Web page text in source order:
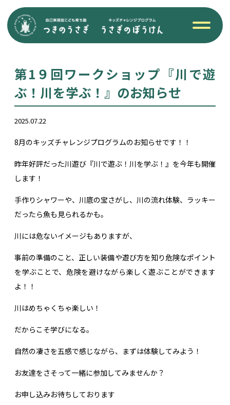
第1９回ワークショップ『川で遊
ぶ！川を学ぶ！』のお知らせ
2025.07.22
8月のキッズチャレンジプログラムのお知らせです！！
昨年好評だった川遊び『川で遊ぶ！川を学ぶ！』を今年も開催
します！
手作りシャワーや、川底の宝さがし、川の流れ体験、ラッキー
だったら魚も見られるかも。
川には危ないイメージもありますが、
事前の準備のこと、正しい装備や遊び方を知り危険なポイント
を学ぶことで、危険を避けながら楽しく遊ぶことができます
よ！！
川はめちゃくちゃ楽しい！
だからこそ学びになる。
自然の凄さを五感で感じながら、まずは体験してみよう！
お友達をさそって一緒に参加してみませんか？
お申し込みお待ちしております